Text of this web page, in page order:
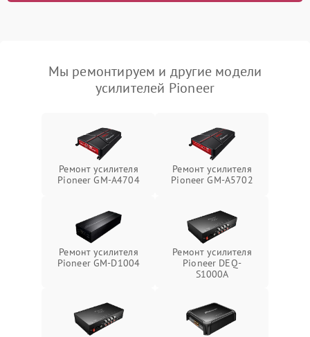
Мы ремонтируем и другие модели
усилителей Pioneer
Ремонт усилителя
Pioneer GM-A4704
Ремонт усилителя
Pioneer GM-A5702
Ремонт усилителя
Pioneer GM-D1004
Ремонт усилителя
Pioneer DEQ-
S1000A